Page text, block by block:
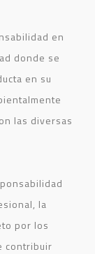
en
donde se
en su
las diversas
la
por los
contribuir